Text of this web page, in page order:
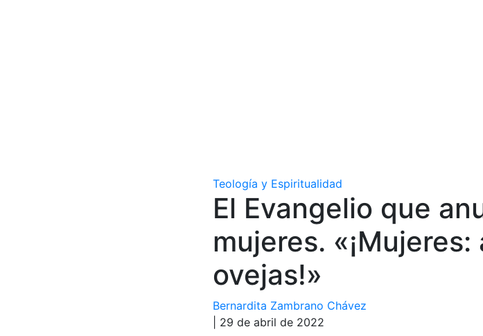
Teología y Espiritualidad
El Evangelio que
mujeres.
ovejas!»
Bernardita Zambrano Chávez
| 29 de abril de 2022